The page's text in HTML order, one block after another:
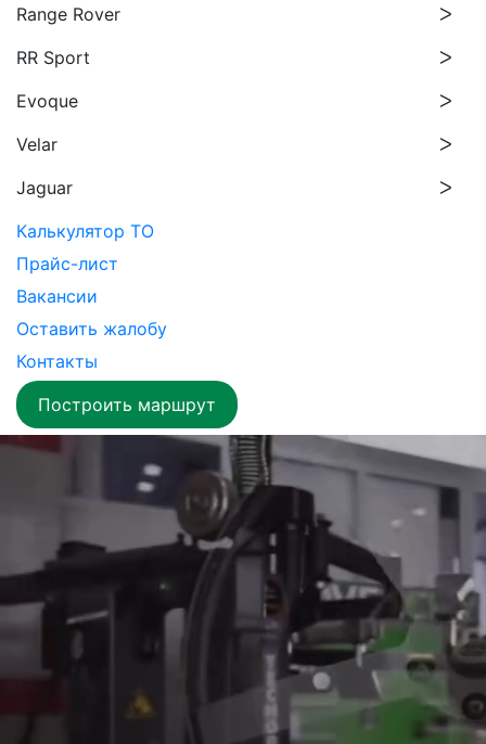
Range Rover
RR Sport
Evoque
Velar
Jaguar
Калькулятор ТО
Прайс-лист
Вакансии
Оставить жалобу
Контакты
Построить маршрут